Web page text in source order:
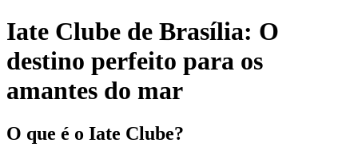
Iate Clube de Brasília: O
destino perfeito para os
amantes do mar
O que é o Iate Clube?